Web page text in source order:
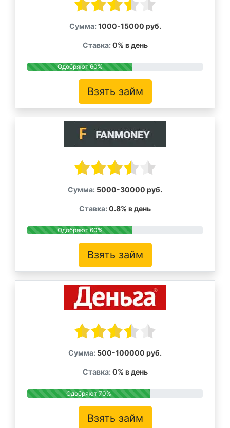
Сумма: 1000-15000 руб.
Ставка: 0% в день
Одобряют 60%
Взять займ
Сумма: 5000-30000 руб.
Ставка: 0.8% в день
Одобряют 60%
Взять займ
Сумма: 500-100000 руб.
Ставка: 0% в день
Одобряют 70%
Взять займ